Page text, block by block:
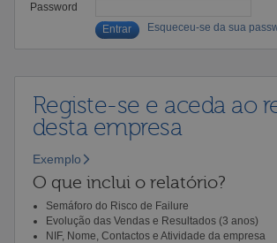
Password
Esqueceu-se da sua
Registe-se e aceda ao
desta empresa
Exemplo
O que inclui o relatório?
Semáforo do Risco de Failure
Evolução das Vendas e Resultados (3 anos)
NIF, Nome, Contactos e Atividade da empresa